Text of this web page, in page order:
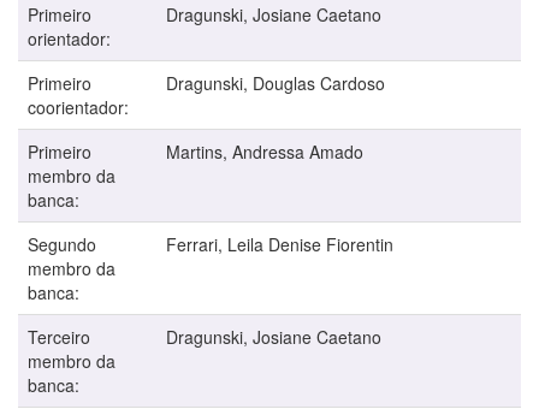
Primeiro
orientador:
Dragunski, Josiane Caetano
Primeiro
coorientador:
Dragunski, Douglas Cardoso
Primeiro
membro da
banca:
Martins, Andressa Amado
Segundo
membro da
banca:
Ferrari, Leila Denise Fiorentin
Terceiro
membro da
banca:
Dragunski, Josiane Caetano